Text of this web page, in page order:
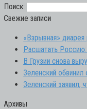
Поиск:
Свежие записи
«Взрывная»
Расшатать
В Грузии снова
Зеленский
Зеленский заявил,
Архивы